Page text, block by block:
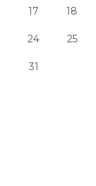
17 18
24 25
31